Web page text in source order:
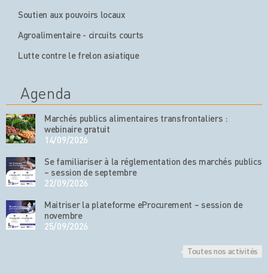
Soutien aux pouvoirs locaux
Agroalimentaire - circuits courts
Lutte contre le frelon asiatique
Agenda
Marchés publics alimentaires transfrontaliers :
webinaire gratuit
14/09/2026
Se familiariser à la réglementation des marchés publics
– session de septembre
22/09/2026
Maitriser la plateforme eProcurement – session de
novembre
25/09/2026
Toutes nos activités